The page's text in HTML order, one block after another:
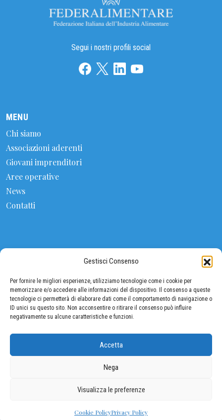
Gestisci Consenso
Per fornire le migliori esperienze, utilizziamo tecnologie come i cookie per
memorizzare e/o accedere alle informazioni del dispositivo. Il consenso a queste
tecnologie ci permetterà di elaborare dati come il comportamento di navigazione o
ID unici su questo sito. Non acconsentire o ritirare il consenso può influire
negativamente su alcune caratteristiche e funzioni.
Accetta
Nega
Visualizza le preferenze
Cookie PolicyPrivacy Policy
Segui i nostri profili social
MENU
Chi siamo
Associazioni aderenti
Giovani imprenditori
Aree operative
News
Contatti
Viale Pasteur 10, 00144 ROMA (Eur)
Tel: 06 5903380 / 06 5903534
Fax: 06 5903342
segreteria@federalimentare.it
Privacy policy-Cookie policyCredits